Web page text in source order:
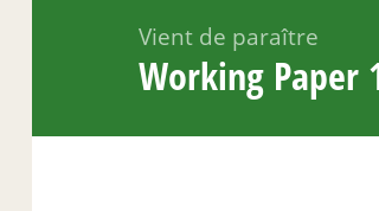
Vient de paraître
Working Paper